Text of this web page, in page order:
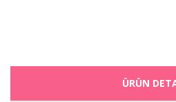
ÜRÜN